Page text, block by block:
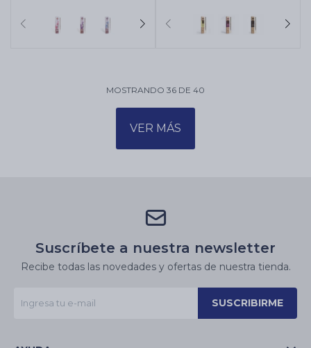
MOSTRANDO 36 DE 40
VER MÁS
Suscríbete a nuestra newsletter
Recibe todas las novedades y ofertas de nuestra tienda.
SUSCRIBIRME